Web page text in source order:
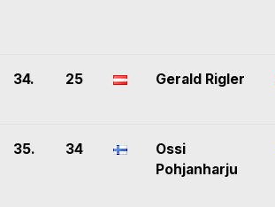
34. 25 Gerald Rigler
35. 34
Ossi
Pohjanharju